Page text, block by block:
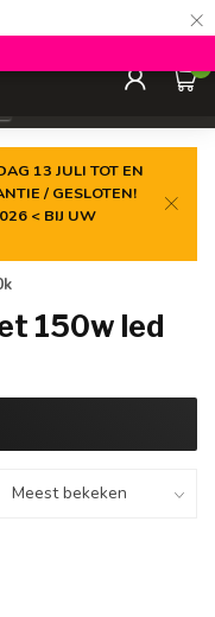
×
0
13 JULI TOT EN
/ GESLOTEN!
< BIJ UW
150w led